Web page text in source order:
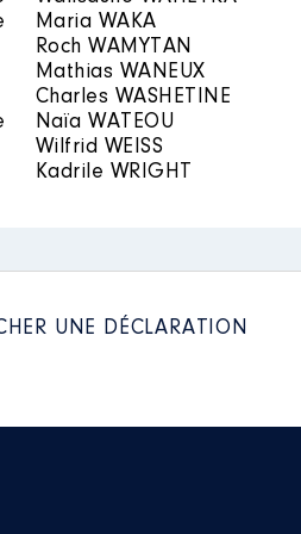
Maria WAKA
Roch WAMYTAN
Mathias WANEUX
Charles WASHETINE
Naïa WATEOU
Wilfrid WEISS
Kadrile WRIGHT
UNE DÉCLARATION